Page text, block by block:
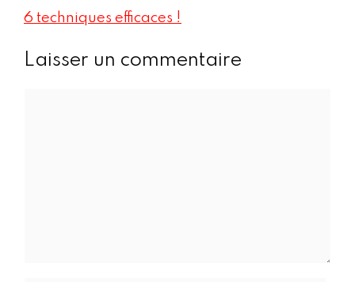
6 techniques efficaces !
Laisser un commentaire